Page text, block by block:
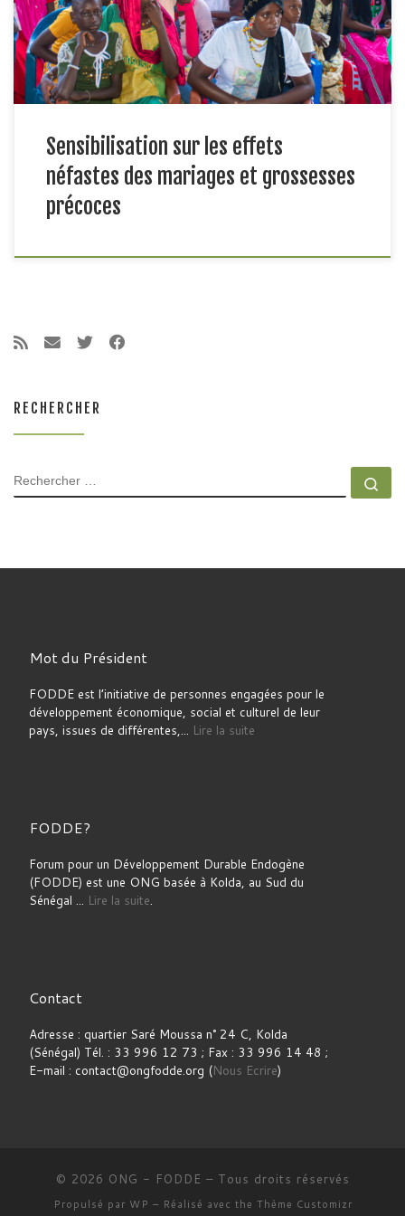
déroule les activités de la Composante 2 du projet qui est :
Promouvoir […]
Sensibilisation sur les effets
néfastes des mariages et grossesses
précoces
RECHERCHER
RECHERCHER
Mot du Président
FODDE est l’initiative de personnes engagées pour le
développement économique, social et culturel de leur
pays, issues de différentes,... Lire la suite
FODDE?
Forum pour un Développement Durable Endogène
(FODDE) est une ONG basée à Kolda, au Sud du
Sénégal ... Lire la suite.
Contact
Adresse : quartier Saré Moussa n° 24 C, Kolda
(Sénégal) Tél. : 33 996 12 73 ; Fax : 33 996 14 48 ;
E-mail : contact@ongfodde.org (Nous Ecrire)
© 2026 ONG - FODDE – Tous droits réservés
Propulsé par WP – Réalisé avec the Thème Customizr